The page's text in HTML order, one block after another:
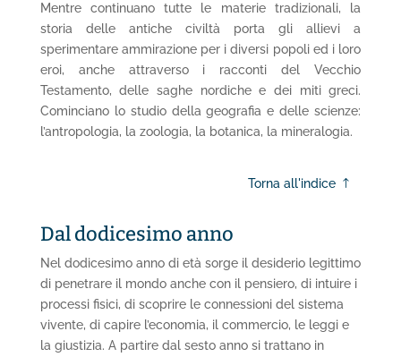
Mentre continuano tutte le materie tradizionali, la
storia delle antiche civiltà porta gli allievi a
sperimentare ammirazione per i diversi popoli ed i loro
eroi, anche attraverso i racconti del Vecchio
Testamento, delle saghe nordiche e dei miti greci.
Cominciano lo studio della geografia e delle scienze:
l’antropologia, la zoologia, la botanica, la mineralogia.
Torna all'indice
Dal dodicesimo anno
Nel dodicesimo anno di età sorge il desiderio legittimo
di penetrare il mondo anche con il pensiero, di intuire i
processi fisici, di scoprire le connessioni del sistema
vivente, di capire l’economia, il commercio, le leggi e
la giustizia. A partire dal sesto anno si trattano in